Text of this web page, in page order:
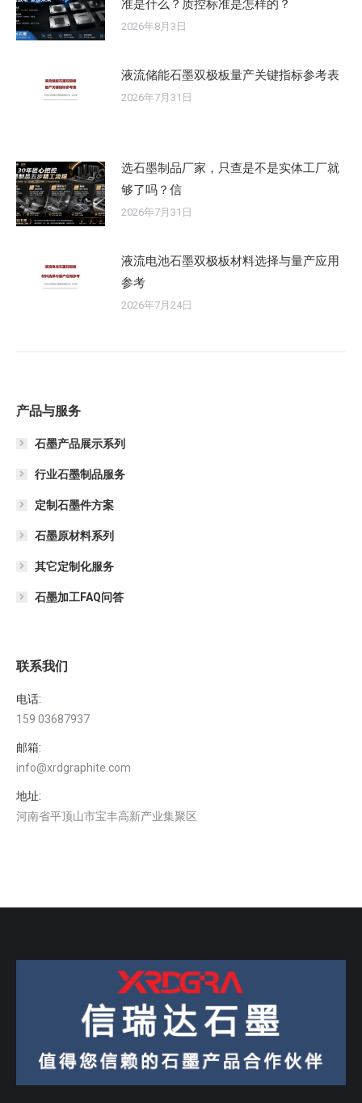
准是什么？质控标准是怎样的？
2026年8月3日
液流储能石墨双极板量产关键指标参考表
2026年7月31日
选石墨制品厂家，只查是不是实体工厂就
够了吗？信
2026年7月31日
液流电池石墨双极板材料选择与量产应用
参考
2026年7月24日
产品与服务
石墨产品展示系列
行业石墨制品服务
定制石墨件方案
石墨原材料系列
其它定制化服务
石墨加工FAQ问答
联系我们
电话:
159 03687937
邮箱:
info@xrdgraphite.com
地址:
河南省平顶山市宝丰高新产业集聚区